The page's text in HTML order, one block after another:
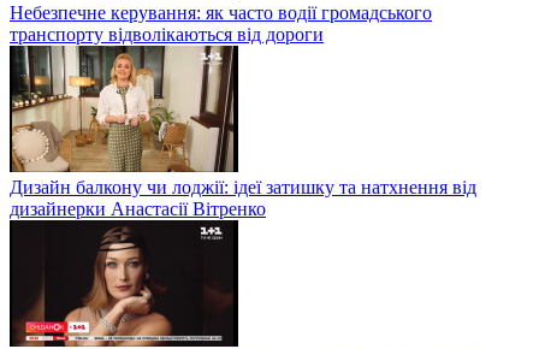
Небезпечне керування: як часто водії громадського
транспорту відволікаються від дороги
Дизайн балкону чи лоджії: ідеї затишку та натхнення від
дизайнерки Анастасії Вітренко